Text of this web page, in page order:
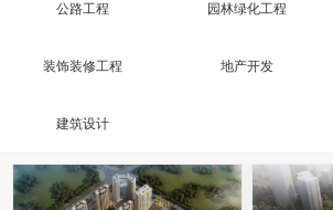
公路工程 园林绿化工程
装饰装修工程 地产开发
建筑设计